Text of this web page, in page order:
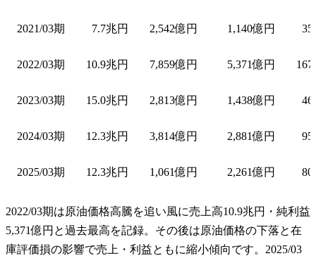
2021/03期 7.7兆円 2,542億円 1,140億円
2022/03期 10.9兆円 7,859億円 5,371億円
2023/03期 15.0兆円 2,813億円 1,438億円
2024/03期 12.3兆円 3,814億円 2,881億円
2025/03期 12.3兆円 1,061億円 2,261億円
2022/03期は原油価格高騰を追い風に売上高10.9兆円・純利益
5,371億円と過去最高を記録。その後は原油価格の下落と在
庫評価損の影響で売上・利益ともに縮小傾向です。2025/03